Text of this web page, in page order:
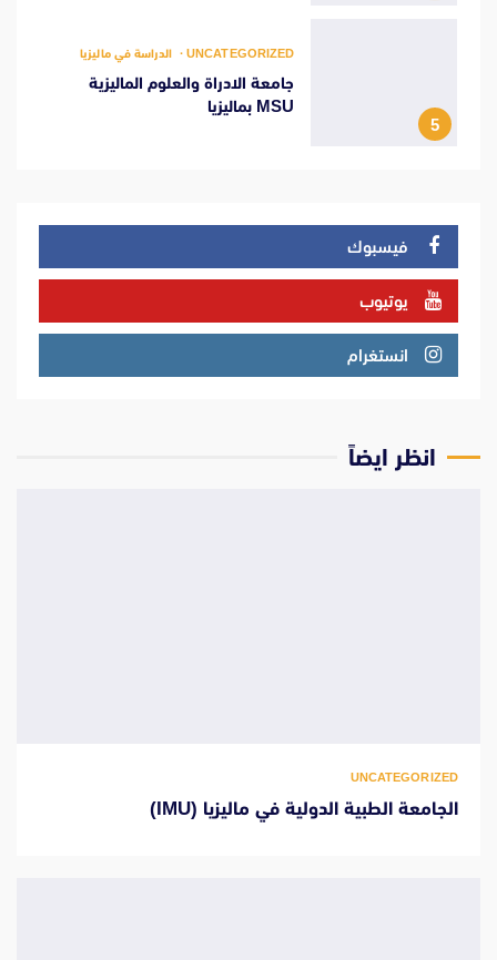
5
UNCATEGORIZED الدراسة في ماليزيا
جامعة الادراة والعلوم الماليزية
MSU بماليزيا
فيسبوك
يوتيوب
انستغرام
انظر ايضاً
UNCATEGORIZED
الجامعة الطبية الدولية في ماليزيا (IMU)